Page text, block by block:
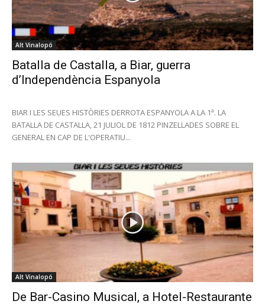
Alt Vinalopó
Batalla de Castalla, a Biar, guerra
d’Independència Espanyola
BIAR I LES SEUES HISTÒRIES DERROTA ESPANYOLA A LA 1ª. LA
BATALLA DE CASTALLA, 21 JULIOL DE 1812 PINZELLADES SOBRE EL
GENERAL EN CAP DE L'OPERATIU...
Alt Vinalopó
De Bar-Casino Musical, a Hotel-Restaurante